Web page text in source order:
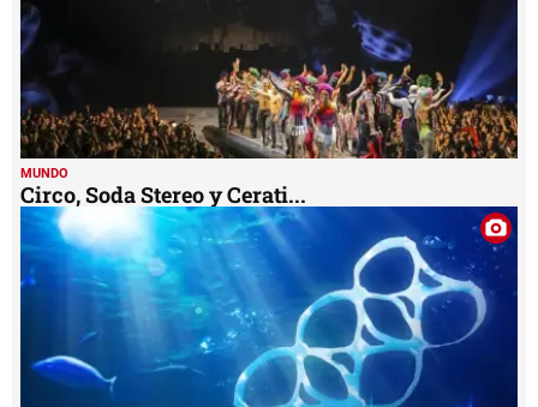
MUNDO
Circo, Soda Stereo y Cerati...